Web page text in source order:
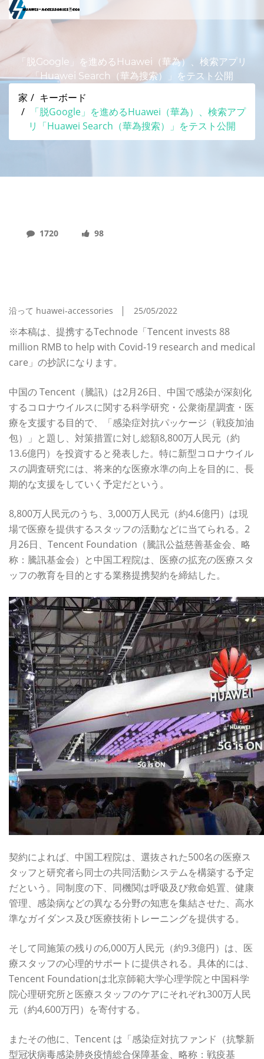
「脱Google」を進めるHuawei（華為）、検索アプリ
「Huawei Search（華為搜索）」をテスト公開
家
キーボード
「脱Google」を進めるHuawei（華為）、検索アプ
リ「Huawei Search（華為搜索）」をテスト公開
1720 98
沿って huawei-accessories 25/05/2022
※本稿は、提携するTechnode「Tencent invests 88
million RMB to help with Covid-19 research and medical
care」の抄訳になります。
中国の Tencent（騰訊）は2月26日、中国で感染が深刻化
するコロナウイルスに関する科学研究・公衆衛星調査・医
療を支援する目的で、「感染症対抗パッケージ（戦疫加油
包）」と題し、対策措置に対し総額8,800万人民元（約
13.6億円）を投資すると発表した。特に新型コロナウイル
スの調査研究には、将来的な医療水準の向上を目的に、長
期的な支援をしていく予定だという。
8,800万人民元のうち、3,000万人民元（約4.6億円）は現
場で医療を提供するスタッフの活動などに当てられる。2
月26日、Tencent Foundation（騰訊公益慈善基金会、略
称：騰訊基金会）と中国工程院は、医療の拡充の医療スタ
ッフの教育を目的とする業務提携契約を締結した。
契約によれば、中国工程院は、選抜された500名の医療ス
タッフと研究者ら同士の共同活動システムを構築する予定
だという。同制度の下、同機関は呼吸及び救命処置、健康
管理、感染病などの異なる分野の知恵を集結させた、高水
準なガイダンス及び医療技術トレーニングを提供する。
そして同施策の残りの6,000万人民元（約9.3億円）は、医
療スタッフの心理的サポートに提供される。具体的には、
Tencent Foundationは北京師範大学心理学院と中国科学
院心理研究所と医療スタッフのケアにそれぞれ300万人民
元（約4,600万円）を寄付する。
またその他に、Tencent は「感染症対抗ファンド（抗撃新
型冠状病毒感染肺炎疫情総合保障基金、略称：戦疫基